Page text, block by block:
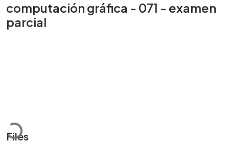
computación gráfica - 071 - examen
parcial
Files